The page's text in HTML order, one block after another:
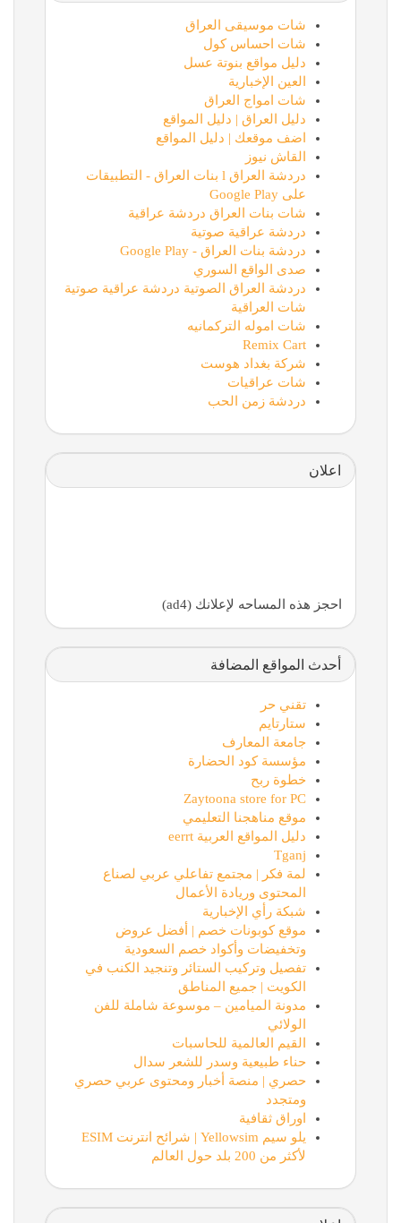
شات موسيقى العراق
شات احساس كول
دليل مواقع بنوتة عسل
العين الإخبارية
شات امواج العراق
دليل العراق | دليل المواقع
اضف موقعك | دليل المواقع
القاش نيوز
دردشة العراق l بنات العراق - التطبيقات
على Google Play
شات بنات العراق دردشة عراقية
دردشة عراقية صوتية
دردشة بنات العراق - Google Play
صدى الواقع السوري
دردشة العراق الصوتية دردشة عراقية صوتية
شات العراقية
شات اموله التركمانيه
Remix Cart
شركة بغداد هوست
شات عراقيات
دردشة زمن الحب
اعلان
احجز هذه المساحه لإعلانك (ad4)
أحدث المواقع المضافة
تقني حر
ستارتايم
جامعة المعارف
مؤسسة كود الحضارة
خطوة ربح
Zaytoona store for PC
موقع مناهجنا التعليمي
دليل المواقع العربية eerrt
Tganj
لمة فكر | مجتمع تفاعلي عربي لصناع
المحتوى وريادة الأعمال
شبكة رأي الإخبارية
موقع كوبونات خصم | أفضل عروض
وتخفيضات وأكواد خصم السعودية
تفصيل وتركيب الستائر وتنجيد الكنب في
الكويت | جميع المناطق
مدونة الميامين – موسوعة شاملة للفن
الولائي
القيم العالمية للحاسبات
حناء طبيعية وسدر للشعر سدال
حصري | منصة أخبار ومحتوى عربي حصري
ومتجدد
اوراق ثقافية
يلو سيم Yellowsim | شرائح انترنت ESIM
لأكثر من 200 بلد حول العالم